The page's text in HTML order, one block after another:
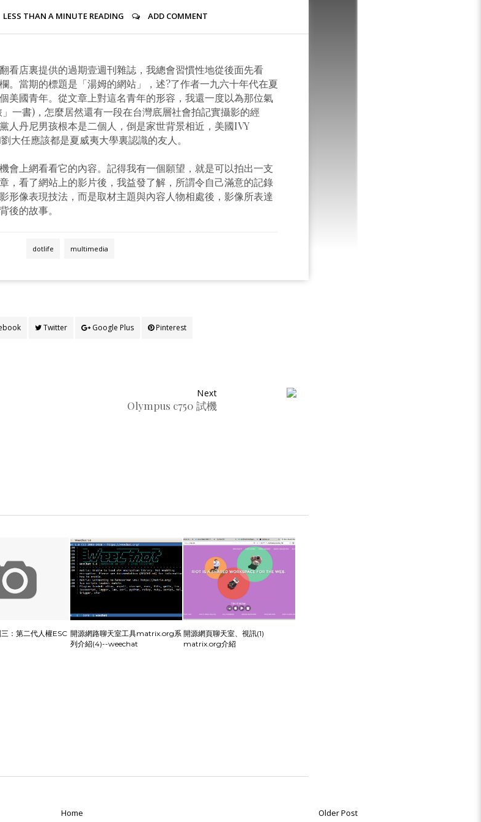
LESS THAN A MINUTE READING ADD COMMENT
看店裏提供的過期壹週刊雜誌，我總會習慣性地從後面先看
。當期的標題是「湯姆的網站」，述?了作者一九六十年代在夏
美國青年。從文章上對這名青年的形容，我還一度以為那位氣
一書)，怎麼居然還有一段在台灣底層社會拍記實攝影的經
人丹尼男孩根本是二個人，倒是家世背景相近，美國IVY
大任應該都是夏威夷大學裏認識的友人。
會上網看看它的內容。記得我有一個願望，就是可以拍出一支
，看了網站上的影片後，我益發了解，所謂令自己滿意的記錄
形像表現技法，而是取材主題與內容人物相處後，影像所表達
後的故事。
dotlife multimedia
Twitter Google Plus Pinterest
Next
Olympus c750 試機
：第二代人權ESC 開源網路聊天室工具matrix.org系
列介紹(4)--weechat
開源網頁聊天室、視訊(1)
matrix.org介紹
Older Post
Home